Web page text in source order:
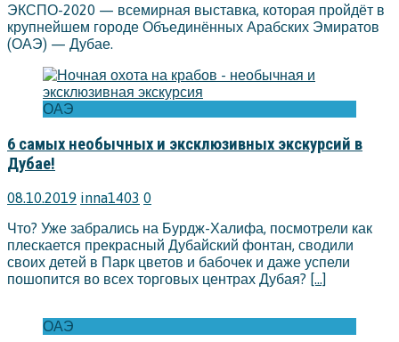
ЭКСПО-2020 — всемирная выставка, которая пройдёт в
крупнейшем городе Объединённых Арабских Эмиратов
(ОАЭ) — Дубае.
ОАЭ
6 самых необычных и эксклюзивных экскурсий в
Дубае!
08.10.2019 inna1403 0
Что? Уже забрались на Бурдж-Халифа, посмотрели как
плескается прекрасный Дубайский фонтан, сводили
своих детей в Парк цветов и бабочек и даже успели
пошопится во всех торговых центрах Дубая? […]
ОАЭ